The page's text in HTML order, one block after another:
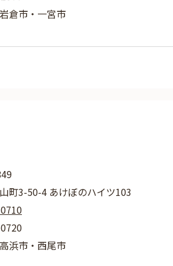
倉市・一宮市
町3-50-4 あけぼのハイツ103
浜市・西尾市